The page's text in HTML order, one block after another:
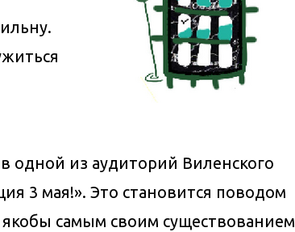
одной из аудиторий Виленского
3 мая!». Это становится поводом
самым своим существованием